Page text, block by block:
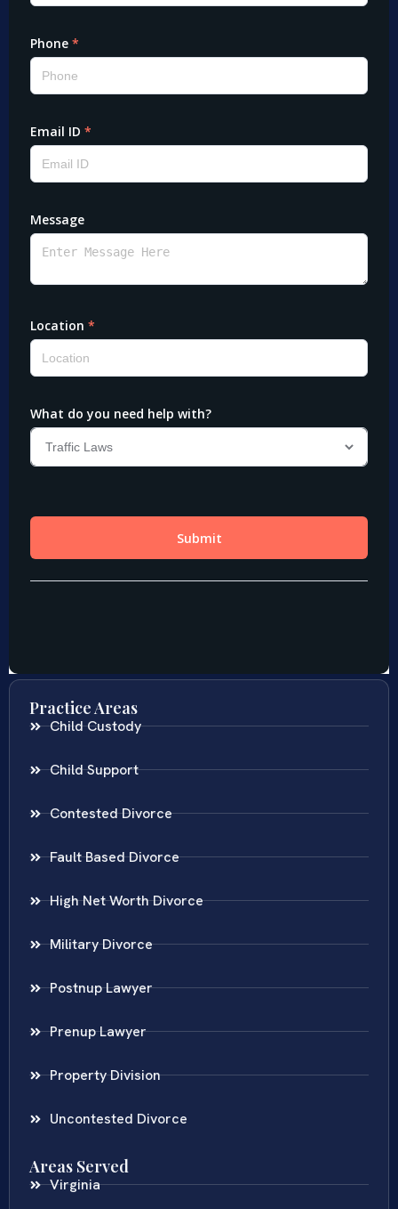
Practice Areas
Child Custody
Child Support
Contested Divorce
Fault Based Divorce
High Net Worth Divorce
Military Divorce
Postnup Lawyer
Prenup Lawyer
Property Division
Uncontested Divorce
Areas Served
Virginia